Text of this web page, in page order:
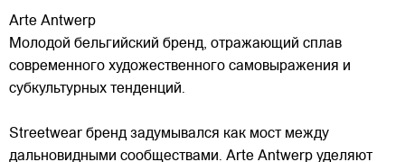
Arte Antwerp
Молодой бельгийский бренд, отражающий сплав
современного художественного самовыражения и
субкультурных тенденций.
Streetwear бренд задумывался как мост между
дальновидными сообществами. Arte Antwerp уделяют